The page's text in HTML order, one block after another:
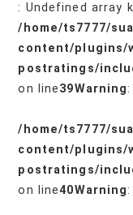
: Undefined array
/home/ts7777/
content/plugins/
postratings/
on line39Warning
/home/ts7777/
content/plugins/
postratings/
on line40Warning